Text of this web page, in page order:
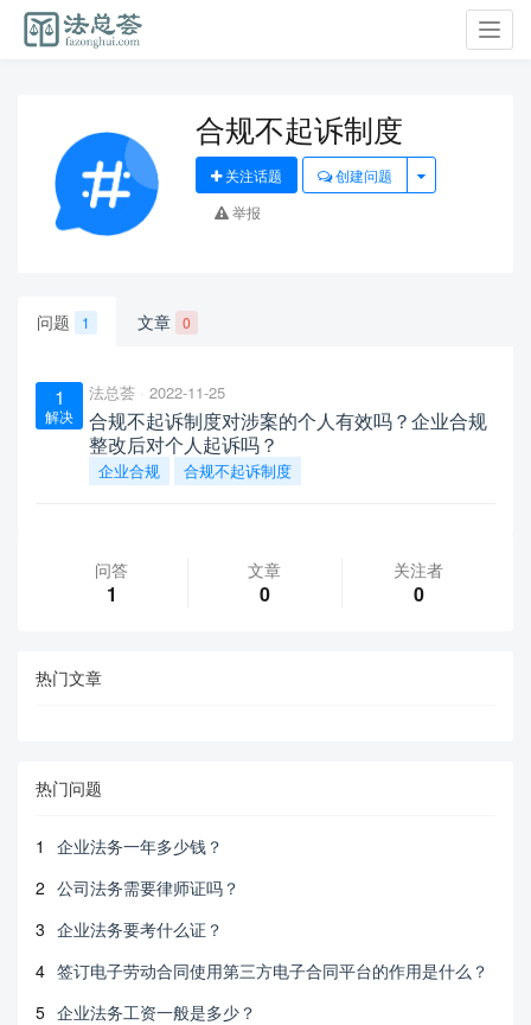
合规不起诉制度
关注话题
创建问题
举报
问题 1 文章 0
1
解决
法总荟 2022-11-25
合规不起诉制度对涉案的个人有效吗？企业合规
整改后对个人起诉吗？
企业合规 合规不起诉制度
问答
1
文章
0
关注者
0
热门文章
热门问题
1
企业法务一年多少钱？
2 公司法务需要律师证吗？
3 企业法务要考什么证？
4 签订电子劳动合同使用第三方电子合同平台的作用是什么？
5 企业法务工资一般是多少？